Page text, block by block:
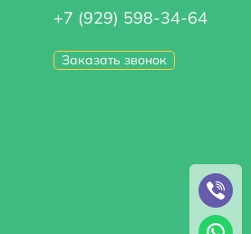
+7 (929) 598-34-64
Заказать звонок